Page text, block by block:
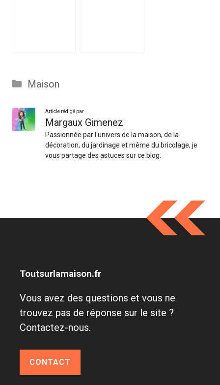
Catégories
Maison
Article rédigé par
Margaux Gimenez
Passionnée par l'univers de la maison, de la
décoration, du jardinage et même du bricolage, je
vous partage des astuces sur ce blog.
Toutsurlamaison.fr
Vous avez des questions et vous ne
trouvez pas de réponse sur le site ?
Contactez-nous.
CONTACT